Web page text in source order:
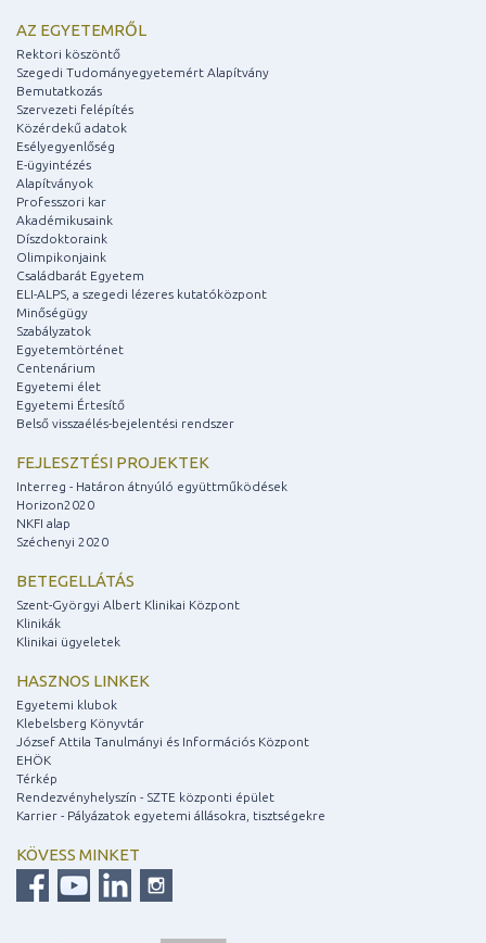
AZ EGYETEMRŐL
Rektori köszöntő
Szegedi Tudományegyetemért Alapítvány
Bemutatkozás
Szervezeti felépítés
Közérdekű adatok
Esélyegyenlőség
E-ügyintézés
Alapítványok
Professzori kar
Akadémikusaink
Díszdoktoraink
Olimpikonjaink
Családbarát Egyetem
ELI-ALPS, a szegedi lézeres kutatóközpont
Minőségügy
Szabályzatok
Egyetemtörténet
Centenárium
Egyetemi élet
Egyetemi Értesítő
Belső visszaélés-bejelentési rendszer
FEJLESZTÉSI PROJEKTEK
Interreg - Határon átnyúló együttműködések
Horizon2020
NKFI alap
Széchenyi 2020
BETEGELLÁTÁS
Szent-Györgyi Albert Klinikai Központ
Klinikák
Klinikai ügyeletek
HASZNOS LINKEK
Egyetemi klubok
Klebelsberg Könyvtár
József Attila Tanulmányi és Információs Központ
EHÖK
Térkép
Rendezvényhelyszín - SZTE központi épület
Karrier - Pályázatok egyetemi állásokra, tisztségekre
KÖVESS MINKET